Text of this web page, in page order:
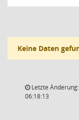
Keine Daten
Letzte
06:18:13